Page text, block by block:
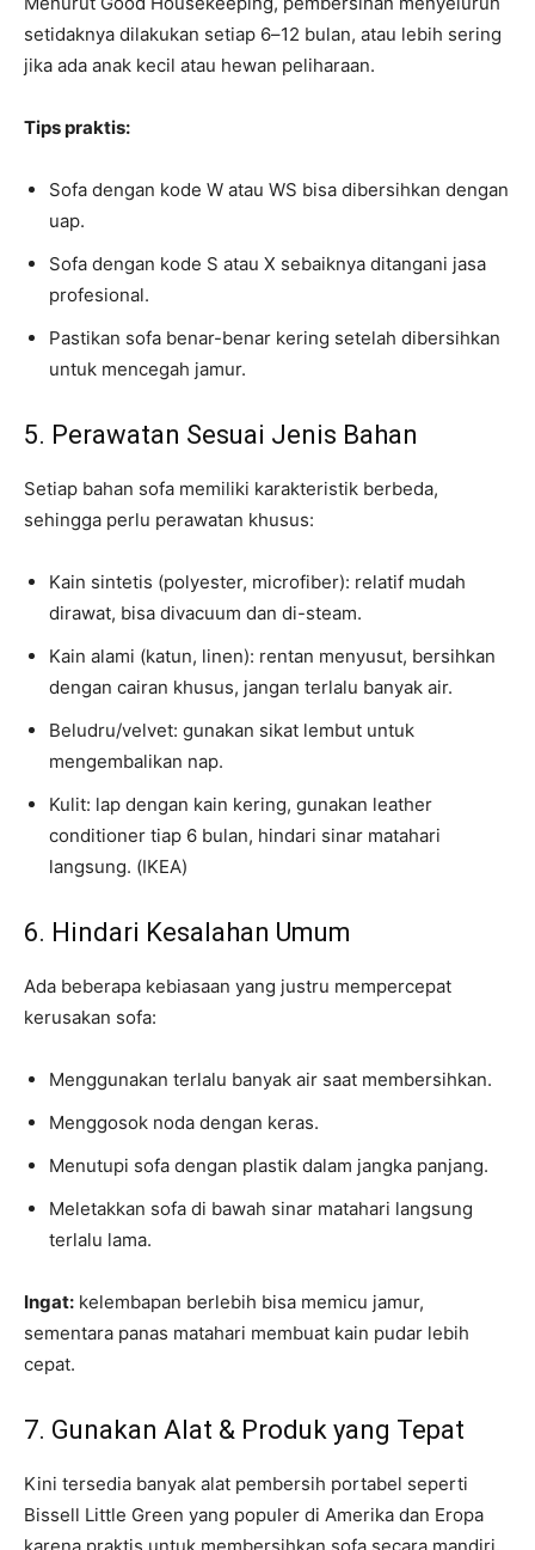
setidaknya dilakukan setiap 6–12 bulan, atau lebih sering
jika ada anak kecil atau hewan peliharaan.
Tips praktis:
Sofa dengan kode W atau WS bisa dibersihkan dengan
uap.
Sofa dengan kode S atau X sebaiknya ditangani jasa
profesional.
Pastikan sofa benar-benar kering setelah dibersihkan
untuk mencegah jamur.
5. Perawatan Sesuai Jenis Bahan
Setiap bahan sofa memiliki karakteristik berbeda,
sehingga perlu perawatan khusus:
Kain sintetis (polyester, microfiber): relatif mudah
dirawat, bisa divacuum dan di-steam.
Kain alami (katun, linen): rentan menyusut, bersihkan
dengan cairan khusus, jangan terlalu banyak air.
Beludru/velvet: gunakan sikat lembut untuk
mengembalikan nap.
Kulit: lap dengan kain kering, gunakan leather
conditioner tiap 6 bulan, hindari sinar matahari
langsung. (IKEA)
6. Hindari Kesalahan Umum
Ada beberapa kebiasaan yang justru mempercepat
kerusakan sofa:
Menggunakan terlalu banyak air saat membersihkan.
Menggosok noda dengan keras.
Menutupi sofa dengan plastik dalam jangka panjang.
Meletakkan sofa di bawah sinar matahari langsung
terlalu lama.
Ingat: kelembapan berlebih bisa memicu jamur,
sementara panas matahari membuat kain pudar lebih
cepat.
7. Gunakan Alat & Produk yang Tepat
Kini tersedia banyak alat pembersih portabel seperti
Bissell Little Green yang populer di Amerika dan Eropa
karena praktis untuk membersihkan sofa secara mandiri.